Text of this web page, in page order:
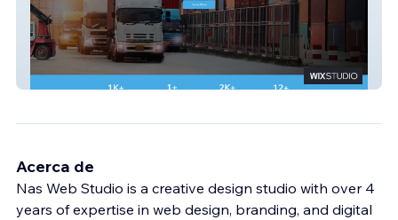
Prince USA
Acerca de
Nas Web Studio is a creative design studio with over 4
years of expertise in web design, branding, and digital